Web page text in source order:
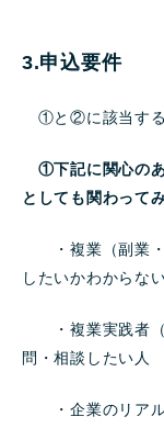
3.申込要件
①と②に該当す
①下記に関心のあ
としても関わって
・複業（副業・
したいかわからな
・複業実践者（
問・相談したい人
・企業のリアル